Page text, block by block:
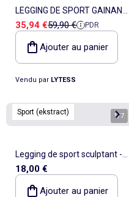
LEGGING DE SPORT GAINANT
MINCEUR
Prix de vente
35,94 €Prix de référence
59,90 € PDR
Ajouter au panier
Vendu par LYTESS
Sport (ekstract) 1/7
Legging de sport sculptant -
(ekstract)
18,00 €
Ajouter au panier